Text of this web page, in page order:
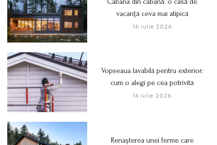
vacanță ceva mai atipică
16 iulie 2026
Vopseaua lavabilă pentru exterior:
cum o alegi pe cea potrivită
14 iulie 2026
Renașterea unei ferme care